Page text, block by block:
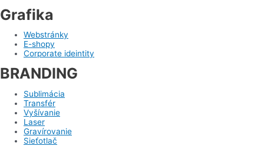
Grafika
Webstránky
E-shopy
Corporate ideintity
BRANDING
Sublimácia
Transfér
Vyšívanie
Laser
Gravírovanie
Sieťotlač